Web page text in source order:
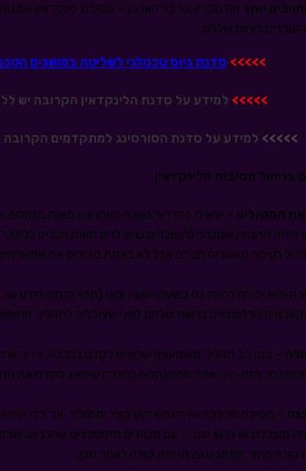
יותר וזה מקרין על כל הארגון – מסיבת לינקדאין
לצוות שלהם.
>>>>> סדנת גיוס טכנולגי לשליטה במושגים
>>>>> למידע על סדנת הלינקדאין הקרובה יש
>>>>> למידע על סדנת הסורסינג למתקדמים הקרובה
את המנהלים – יצא לי להדריך בשנה האחרונה מאות מנהלים
היתה ההנחה שמנהלים/עובדים שיש להם מאות חברים
בעיקר מאשרים חברים אבל לא באמת מכירים את
והיא יכולה להיות גם כשעה-שעה וחצי (תלוי ברמת הידע של
הרלוונטיים ברשת שלהם לפני שצוללים לתהליך
– כמו כל תהליך משמעותי שרוצים לקדם בחברה, צריך
הזה יהיה אחד מהמנהלים בחברה שידאג לקדם את
– מסיבת הלינקדאין הינה אירוע קצר וממוקד. אך כדי
מוגבלת או גרוע יותר – עם מנהלים מתוסכלים שהרגישו
קורה בתוך המפגש עצמו ומה קורה לאחר מכן.